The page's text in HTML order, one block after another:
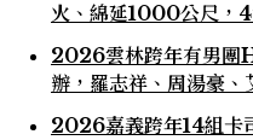
火、綿延1000公尺，
2026雲林跨年有男
辦，羅志祥、周湯豪、
2026嘉義跨年14組卡